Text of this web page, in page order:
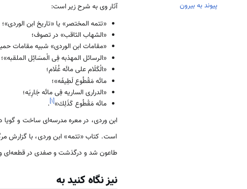
پیوند به بیرون
آثار وی به شرح زیر است:
«تتمه المختصر» یا «تاریخ ابن الوردی»؛
«الشهاب الثاقب» در تصوف؛
«مقامات ابن الوردی» شبیه مقامات
«الرسائل المهذبه فِی الْمسَائِل الملقبه»؛
«الْكَلَام على مائَه غُلَام؛
مائَه مَقْطُوع لَطِیفَه»؛
«الدراری الساریه فِی مائَه جَارِیَه؛
مائَه مَقْطُوع كَذَلِك»[۱]
.
است. کتاب «تتمه» ابن وردى، با گزارش
طاعون شد و درگذشت و صفدى در قطعه‌اى
نیز نگاه کنید به